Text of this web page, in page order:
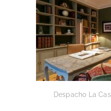
Despacho La